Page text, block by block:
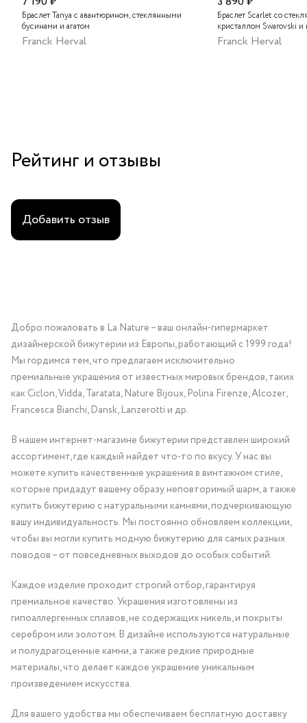
Браслет Tanya с авантюрином, стеклянными
бусинами и агатом
Franck Herval
Браслет Scarlet со
кристаллом Swarovski
Franck Herval
Рейтинг и отзывы
Добавить отзыв
Добро пожаловать в La Nature – ваш онлайн-гипермаркет
дизайнерской бижутерии из Европы, работающий с 1999 года!
Мы гордимся тем, что предлагаем исключительно
премиальные украшения от известных мировых брендов, таких
как Ciclon, Vidda, Taratata, Nature Bijoux, Polina Firenze, Alcozer,
Francesca Bianchi, Dansk, Lanzerotti и др.
В нашем интернет-магазине бижутерии представлен широкий
ассортимент, где каждый найдет что-то по вкусу. У нас вы
можете купить качественные украшения в винтажном стиле,
которые придадут вашему образу неповторимый шарм, а также
купить бижутерию с натуральными камнями, подчеркивающую
вашу индивидуальность. Мы постоянно обновляем коллекции,
чтобы вы могли купить модную бижутерию для самых разных
поводов – от повседневных выходов до особых событий.
Каждое изделие проходит строгий отбор, гарантируя
премиальное качество. Украшения изготовлены из
гипоаллергенных сплавов, не содержащих никель, и покрыты
серебром или золотом. В дизайне используются натуральные
и полудрагоценные камни, а также редкие природные
материалы, что делает каждое украшение уникальным
произведением искусства.
Для вашего удобства мы обеспечиваем бесплатную доставку